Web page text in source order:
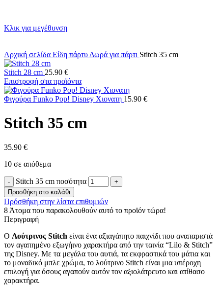
Κλικ για μεγέθυνση
Αρχική σελίδα Είδη πάρτυ Δωρά για πάρτι Stitch 35 cm
Stitch 28 cm 25.90 €
Επιστροφή στα προϊόντα
Φιγούρα Funko Pop! Disney Χιονατη 15.90 €
Stitch 35 cm
35.90 €
10 σε απόθεμα
Stitch 35 cm ποσότητα
Προσθήκη στο καλάθι
Πρόσθήκη στην λίστα επιθυμιών
8 Άτομα που παρακολουθούν αυτό το προϊόν τώρα!
Περιγραφή
Ο Λούτρινος Stitch είναι ένα αξιαγάπητο παιχνίδι που αναπαριστά
τον αγαπημένο εξωγήινο χαρακτήρα από την ταινία “Lilo & Stitch”
της Disney. Με τα μεγάλα του αυτιά, τα εκφραστικά του μάτια και
το μοναδικό μπλε χρώμα, το λούτρινο Stitch είναι μια υπέροχη
επιλογή για όσους αγαπούν αυτόν τον αξιολάτρευτο και ατίθασο
χαρακτήρα.